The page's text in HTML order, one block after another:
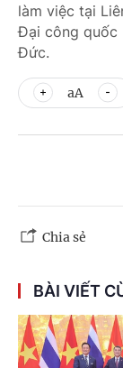
làm việc tại
Đại công quốc
Đức.
aA
Chia sẻ
BÀI VIẾT